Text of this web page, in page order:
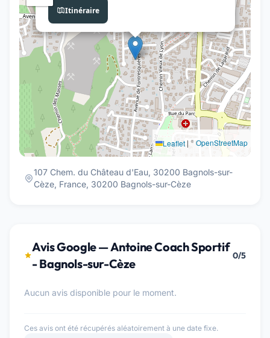
Itinéraire
Leaflet | ©OpenStreetMap
107 Chem. du Château d'Eau, 30200 Bagnols-sur-
Cèze, France, 30200 Bagnols-sur-Cèze
Avis Google — Antoine Coach Sportif
- Bagnols-sur-Cèze
0/5
Aucun avis disponible pour le moment.
Ces avis ont été récupérés aléatoirement à une date fixe.